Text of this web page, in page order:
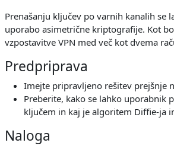
Prenašanju ključev po varnih kanalih se
uporabo asimetrične kriptografije. Kot
vzpostavitve VPN med več kot dvema
Predpriprava
Imejte pripravljeno rešitev prejšnje
Preberite, kako se lahko uporabnik
ključem in kaj je algoritem Diffie-ja
Naloga